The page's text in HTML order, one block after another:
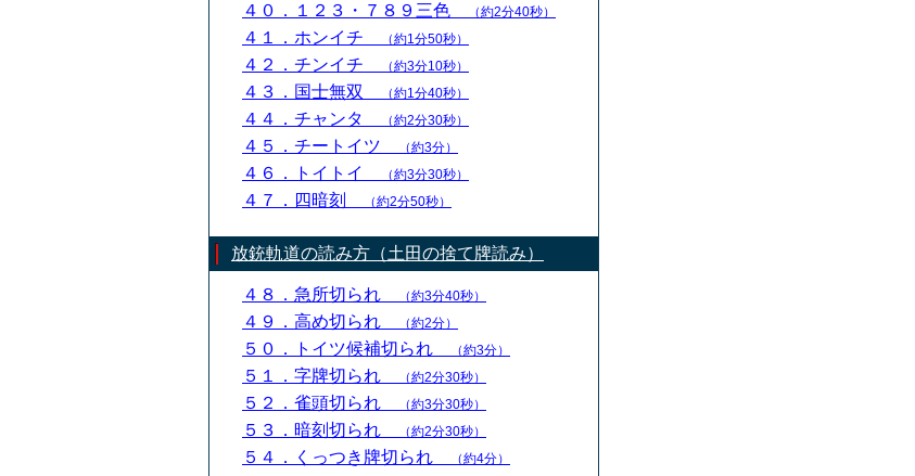
４０．１２３・７８９三色 （約2分40秒）
４１．ホンイチ （約1分50秒）
４２．チンイチ （約3分10秒）
４３．国士無双 （約1分40秒）
４４．チャンタ （約2分30秒）
４５．チートイツ （約3分）
４６．トイトイ （約3分30秒）
４７．四暗刻 （約2分50秒）
放銃軌道の読み方（土田の捨て牌読み）
４８．急所切られ （約3分40秒）
４９．高め切られ （約2分）
５０．トイツ候補切られ （約3分）
５１．字牌切られ （約2分30秒）
５２．雀頭切られ （約3分30秒）
５３．暗刻切られ （約2分30秒）
５４．くっつき牌切られ （約4分）